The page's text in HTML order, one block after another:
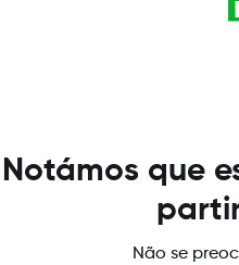
Notámos que
Não se